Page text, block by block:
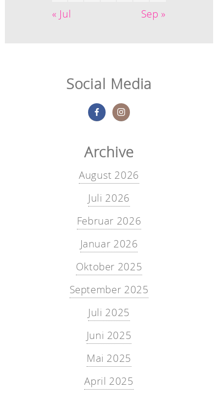
« Jul Sep »
Social Media
Archive
August 2026
Juli 2026
Februar 2026
Januar 2026
Oktober 2025
September 2025
Juli 2025
Juni 2025
Mai 2025
April 2025